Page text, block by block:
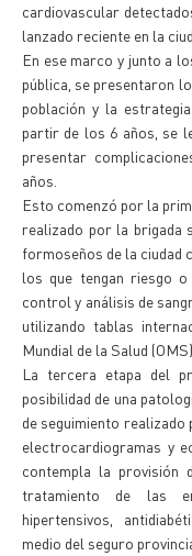
cardiovascular
lanzado reciente en la
En ese marco y junto a
pública, se presentaron
población y la
partir de los 6 años, se
presentar
años.
Esto comenzó por la
realizado por la brigada
formoseños de la ciudad
los que tengan riesgo
control y análisis de
utilizando tablas
Mundial de la Salud
La tercera etapa del
posibilidad de una
de seguimiento
electrocardiogramas y
contempla la provisión
tratamiento de las
hipertensivos,
medio del seguro